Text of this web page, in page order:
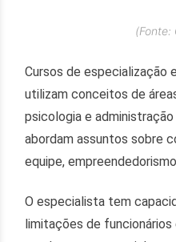
(Fonte:
Cursos de especialização
utilizam conceitos de
psicologia e
abordam assuntos sobre
equipe,
O especialista tem
limitações de funcionários